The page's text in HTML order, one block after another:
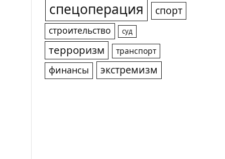
спецоперация спорт
строительство суд
терроризм транспорт
финансы экстремизм